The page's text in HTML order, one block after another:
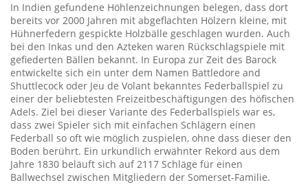
In Indien gefundene Höhlenzeichnungen belegen, dass dort
bereits vor 2000 Jahren mit abgeflachten Hölzern kleine, mit
Hühnerfedern gespickte Holzbälle geschlagen wurden. Auch
bei den Inkas und den Azteken waren Rückschlagspiele mit
gefiederten Bällen bekannt. In Europa zur Zeit des Barock
entwickelte sich ein unter dem Namen Battledore and
Shuttlecock oder Jeu de Volant bekanntes Federballspiel zu
einer der beliebtesten Freizeitbeschäftigungen des höfischen
Adels. Ziel bei dieser Variante des Federballspiels war es,
dass zwei Spieler sich mit einfachen Schlägern einen
Federball so oft wie möglich zuspielen, ohne dass dieser den
Boden berührt. Ein urkundlich erwähnter Rekord aus dem
Jahre 1830 beläuft sich auf 2117 Schläge für einen
Ballwechsel zwischen Mitgliedern der Somerset-Familie.